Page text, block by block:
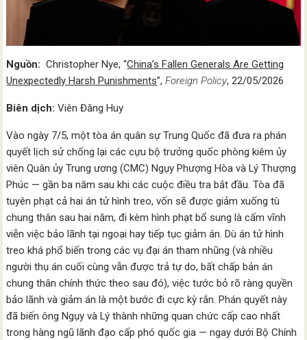
Nguồn: Christopher Nye, “China’s Fallen Generals Are Getting
Unexpectedly Harsh Punishments”,Foreign Policy, 22/05/2026
Biên dịch:Viên Đăng Huy
Vào ngày 7/5, một tòa án quân sự Trung Quốc đã đưa ra phán
quyết lịch sử chống lại các cựu bộ trưởng quốc phòng kiêm ủy
viên Quân ủy Trung ương (CMC) Ngụy Phượng Hòa và Lý Thượng
Phúc — gần ba năm sau khi các cuộc điều tra bắt đầu. Tòa đã
tuyên phạt cả hai án tử hình treo, vốn sẽ được giảm xuống tù
chung thân sau hai năm, đi kèm hình phạt bổ sung là cấm vĩnh
viễn việc bảo lãnh tại ngoại hay tiếp tục giảm án. Dù án tử hình
treo khá phổ biến trong các vụ đại án tham nhũng (và nhiều
người thụ án cuối cùng vẫn được trả tự do, bất chấp bản án
chung thân chính thức theo sau đó), việc tước bỏ rõ ràng quyền
bảo lãnh và giảm án là một bước đi cực kỳ rắn. Phán quyết này
đã biến ông Ngụy và Lý thành những quan chức cấp cao nhất
trong hàng ngũ lãnh đạo cấp phó quốc gia — ngay dưới Bộ Chính